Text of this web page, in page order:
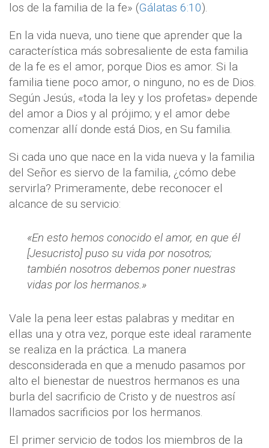
los de la familia de la fe» (Gálatas 6:10).
En la vida nueva, uno tiene que aprender que la
característica más sobresaliente de esta familia
de la fe es el amor, porque Dios es amor. Si la
familia tiene poco amor, o ninguno, no es de Dios.
Según Jesús, «toda la ley y los profetas» depende
del amor a Dios y al prójimo; y el amor debe
comenzar allí donde está Dios, en Su familia.
Si cada uno que nace en la vida nueva y la familia
del Señor es siervo de la familia, ¿cómo debe
servirla? Primeramente, debe reconocer el
alcance de su servicio:
«En esto hemos conocido el amor, en que él
[Jesucristo] puso su vida por nosotros;
también nosotros debemos poner nuestras
vidas por los hermanos.»
Vale la pena leer estas palabras y meditar en
ellas una y otra vez, porque este ideal raramente
se realiza en la práctica. La manera
desconsiderada en que a menudo pasamos por
alto el bienestar de nuestros hermanos es una
burla del sacrificio de Cristo y de nuestros así
llamados sacrificios por los hermanos.
El primer servicio de todos los miembros de la